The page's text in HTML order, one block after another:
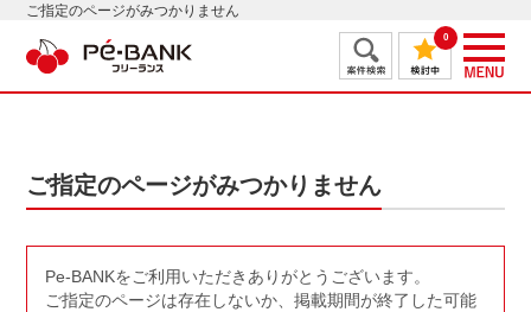
ご指定のページがみつかりません
0
ご指定のページがみつかりません
Pe-BANKをご利用いただきありがとうございます。
ご指定のページは存在しないか、掲載期間が終了した可能